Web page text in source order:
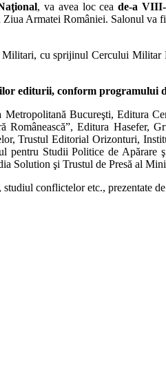
, va avea loc ceade-a VIII-
Armatei României. Salonul va
Militari, cu sprijinul Cercului
editurii, conform programului
Bucureşti, Editura
Editura Hasefer,
Trustul Editorial Orizonturi,
Studii Politice de
Solution şi Trustul de Presă al
conflictelor etc., prezentate